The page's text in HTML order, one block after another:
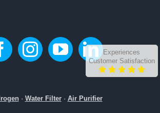
· Water Filter· Air Purifier
Experiences
Customer Satisfaction